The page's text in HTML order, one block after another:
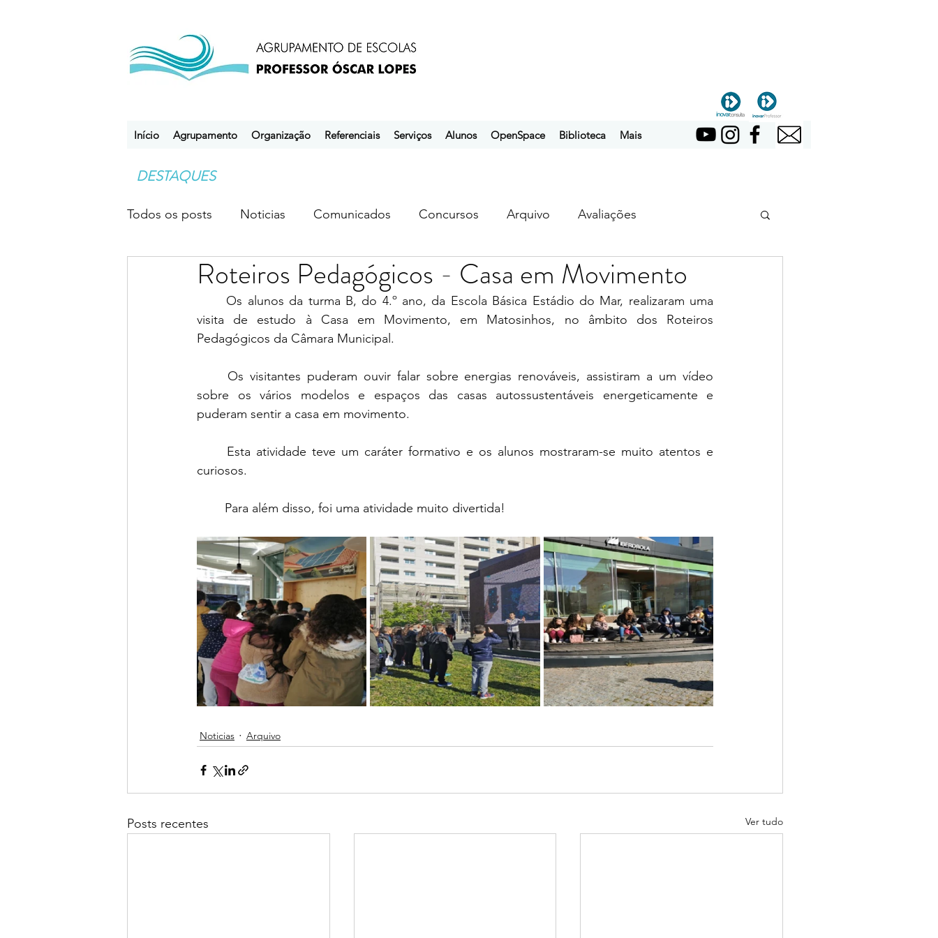
Início Agrupamento Organização Referenciais Serviços Alunos OpenSpace Biblioteca Mais
DESTAQUES
Todos os posts Noticias Comunicados Concursos Arquivo Avaliações
Desporto Escolar Clubes ebem ebpol ubuntu
Roteiros Pedagógicos - Casa em Movimento
visita de estudo à Casa em Movimento, em Matosinhos, no âmbito dos Roteiros
Pedagógicos da Câmara Municipal.
sobre os vários modelos e espaços das casas autossustentáveis energeticamente e
puderam sentir a casa em movimento.
curiosos.
	Para além disso, foi uma atividade muito divertida!
Noticias Arquivo
Posts recentes Ver tudo